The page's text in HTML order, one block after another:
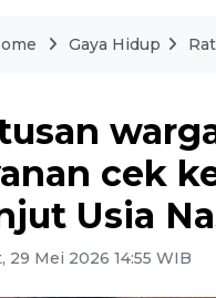
Gaya Hidup
cek
Usia
29 Mei 2026 14:55 WIB